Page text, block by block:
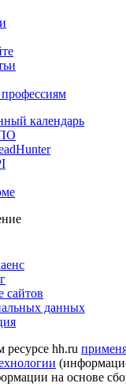
календарь
сайтов
данных
hh.ru
на основе